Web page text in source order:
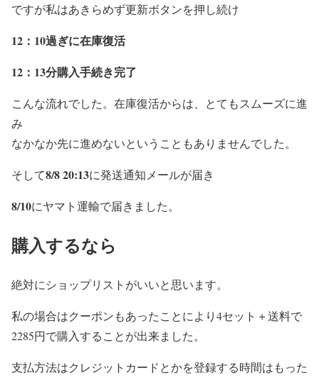
ですが私はあきらめず更新ボタンを押し続け
12：10過ぎに在庫復活
12：13分購入手続き完了
こんな流れでした。在庫復活からは、とてもスムーズに進
み
なかなか先に進めないということもありませんでした。
そして8/8 20:13に発送通知メールが届き
8/10にヤマト運輸で届きました。
購入するなら
絶対にショップリストがいいと思います。
私の場合はクーポンもあったことにより4セット＋送料で
2285円で購入することが出来ました。
支払方法はクレジットカードとかを登録する時間はもった